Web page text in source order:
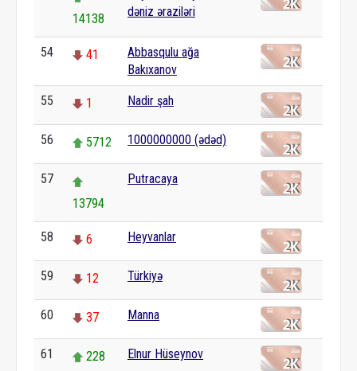
14138
dəniz əraziləri
54 41
Abbasqulu ağa
Bakıxanov
55 1 Nadir şah
56 5712 1000000000 (ədəd)
57
13794
Putracaya
58 6 Heyvanlar
59 12 Türkiyə
60 37 Manna
61 228 Elnur Hüseynov